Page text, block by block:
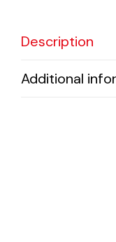
Description
Additional